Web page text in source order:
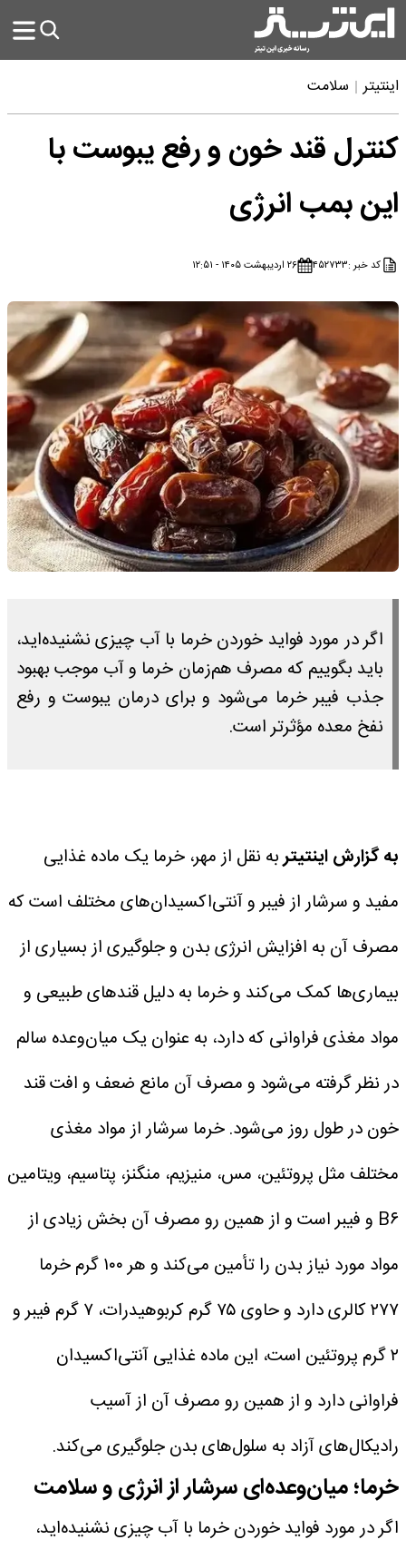
اینتیتر سلامت
کنترل قند خون و رفع یبوست با
این بمب انرژی
کد خبر :۴۵۲۷۳۳ ۲۶ اردیبهشت ۱۴۰۵ - ۱۲:۵۱
اگر در مورد فواید خوردن خرما با آب چیزی نشنیده‌اید،
باید بگوییم که مصرف هم‌زمان خرما و آب موجب بهبود
جذب فیبر خرما می‌شود و برای درمان یبوست و رفع
نفخ معده مؤثرتر است.
به گزارش اینتیتربه نقل از مهر، خرما یک ماده غذایی
مفید و سرشار از فیبر و آنتی‌اکسیدان‌های مختلف است که
مصرف آن به افزایش انرژی بدن و جلوگیری از بسیاری از
بیماری‌ها کمک می‌کند و خرما به دلیل قندهای طبیعی و
مواد مغذی فراوانی که دارد، به عنوان یک میان‌وعده سالم
در نظر گرفته می‌شود و مصرف آن مانع ضعف و افت قند
خون در طول روز می‌شود.خرما سرشار از مواد مغذی
مختلف مثل پروتئین، مس، منیزیم، منگنز، پتاسیم، ویتامین
B۶ و فیبر است و از همین رو مصرف آن بخش زیادی از
مواد مورد نیاز بدن را تأمین می‌کند و هر ۱۰۰ گرم خرما
۲۷۷ کالری دارد و حاوی ۷۵ گرم کربوهیدرات، ۷ گرم فیبر و
۲ گرم پروتئین است، این ماده غذایی آنتی‌اکسیدان
فراوانی دارد و از همین رو مصرف آن از آسیب
رادیکال‌های آزاد به سلول‌های بدن جلوگیری می‌کند.
خرما؛ میان‌وعده‌ای سرشار از انرژی و سلامت
اگر در مورد فواید خوردن خرما با آب چیزی نشنیده‌اید،